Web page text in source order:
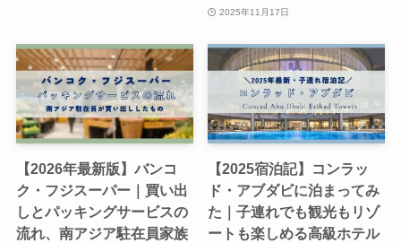
2025年11月17日
【2026年最新版】バンコ
ク・フジスーパー｜買い出
しとパッキングサービスの
流れ、南アジア駐在員家族
【2025宿泊記】コンラッ
ド・アブダビに泊まってみ
た｜子連れでも観光もリゾ
ートも楽しめる高級ホテル